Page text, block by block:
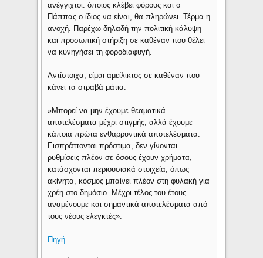
ανέγγιχτοι: όποιος κλέβει φόρους και ο
Πάππας ο ίδιος να είναι, θα πληρώνει. Τέρμα η
ανοχή. Παρέχω δηλαδή την πολιτική κάλυψη
και προσωπική στήριξη σε καθέναν που θέλει
να κυνηγήσει τη φοροδιαφυγή.
Αντίστοιχα, είμαι αμείλικτος σε καθέναν που
κάνει τα στραβά μάτια.
»Μπορεί να μην έχουμε θεαματικά
αποτελέσματα μέχρι στιγμής, αλλά έχουμε
κάποια πρώτα ενθαρρυντικά αποτελέσματα:
Εισπράττονται πρόστιμα, δεν γίνονται
ρυθμίσεις πλέον σε όσους έχουν χρήματα,
κατάσχονται περιουσιακά στοιχεία, όπως
ακίνητα, κόσμος μπαίνει πλέον στη φυλακή για
χρέη στο δημόσιο. Μέχρι τέλος του έτους
αναμένουμε και σημαντικά αποτελέσματα από
τους νέους ελεγκτές».
Πηγή